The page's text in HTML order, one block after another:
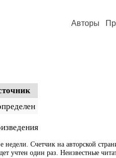
Авторы
Счетчик на авторской
учтен один раз. Неизвестные